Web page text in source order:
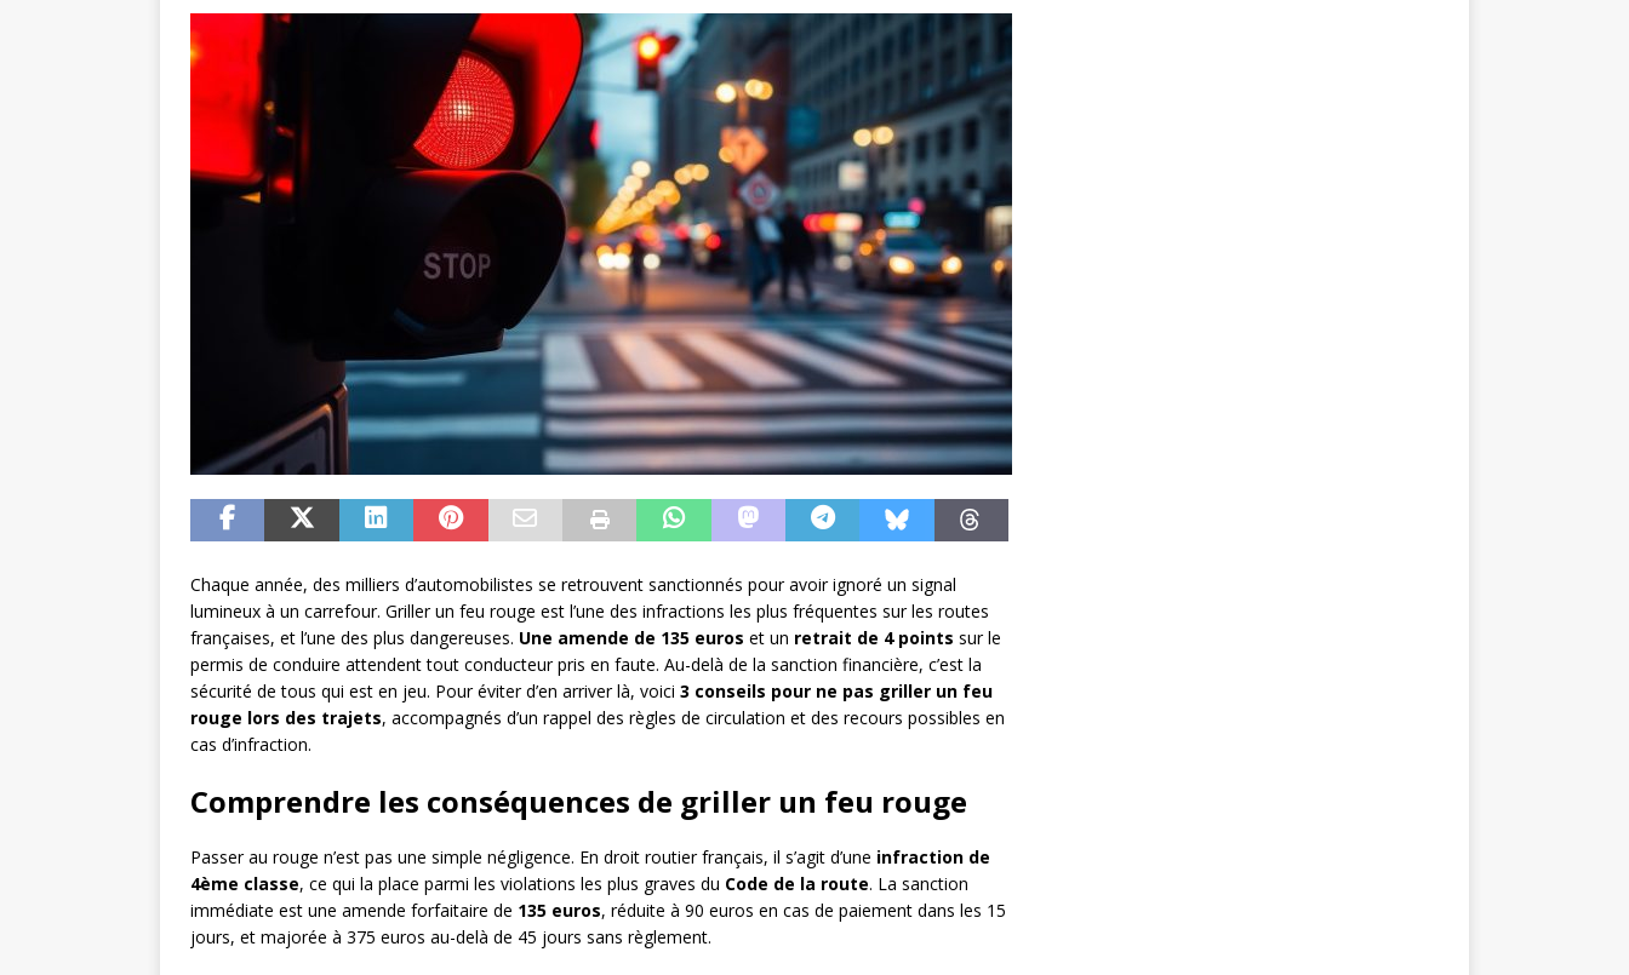
Chaque année, des milliers d’automobilistes se retrouvent sanctionnés pour avoir ignoré un signal
lumineux à un carrefour. Griller un feu rouge est l’une des infractions les plus fréquentes sur les routes
françaises, et l’une des plus dangereuses. Une amende de 135 euros et un retrait de 4 points sur le
permis de conduire attendent tout conducteur pris en faute. Au-delà de la sanction financière, c’est la
sécurité de tous qui est en jeu. Pour éviter d’en arriver là, voici 3 conseils pour ne pas griller un feu
rouge lors des trajets, accompagnés d’un rappel des règles de circulation et des recours possibles en
cas d’infraction.
Comprendre les conséquences de griller un feu rouge
Passer au rouge n’est pas une simple négligence. En droit routier français, il s’agit d’une infraction de
4ème classe, ce qui la place parmi les violations les plus graves du Code de la route. La sanction
immédiate est une amende forfaitaire de 135 euros, réduite à 90 euros en cas de paiement dans les 15
jours, et majorée à 375 euros au-delà de 45 jours sans règlement.